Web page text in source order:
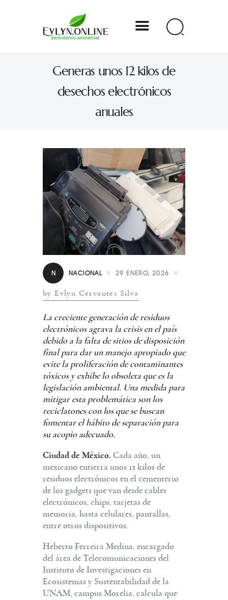
Generas unos 12 kilos de
desechos electrónicos
anuales
Evlyn Online
Periodismo para autogobernarse
Internacional
Estados
Especial
Opinión
Contacto
N NACIONAL 29 ENERO, 2026
by Evlyn Cervantes Silva
La creciente generación de residuos
electrónicos agrava la crisis en el país
debido a la falta de sitios de disposición
final para dar un manejo apropiado que
evite la proliferación de contaminantes
tóxicos y exhibe lo obsoleta que es la
legislación ambiental. Una medida para
mitigar esta problemática son los
reciclatones con los que se buscan
fomentar el hábito de separación para
su acopio adecuado.
Ciudad de México. Cada año, un
mexicano entierra unos 12 kilos de
residuos electrónicos en el cementerio
de los gadgets que van desde cables
electrónicos, chips, tarjetas de
memoria, hasta celulares, pantallas,
entre otros dispositivos.
Heberto Ferreira Medina, encargado
del área de Telecomunicaciones del
Instituto de Investigaciones en
Ecosistemas y Sustentabilidad de la
UNAM, campus Morelia, calcula que